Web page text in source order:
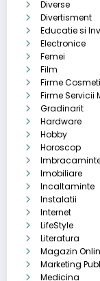
Diverse
Divertisment
Educatie si
Electronice
Femei
Film
Firme
Firme Servicii
Gradinarit
Hardware
Hobby
Horoscop
Imobiliare
Incaltaminte
Instalatii
Internet
LifeStyle
Literatura
Magazin
Marketing
Medicina